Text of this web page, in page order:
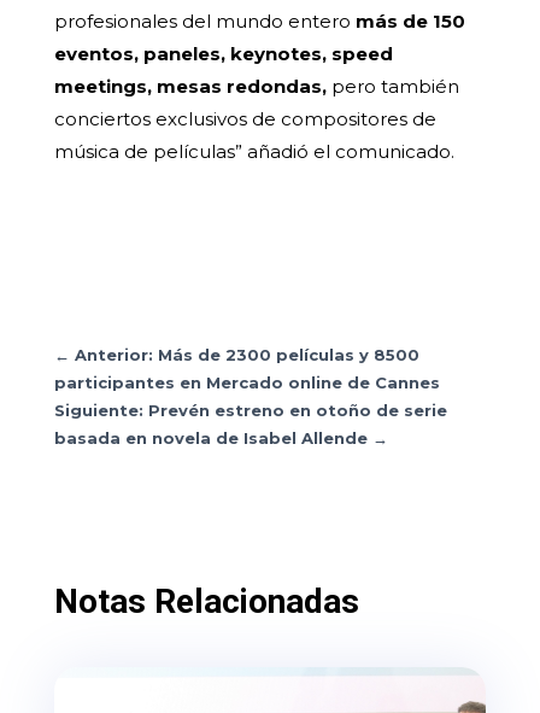
profesionales del mundo entero más de 150
eventos, paneles, keynotes, speed
meetings, mesas redondas,pero también
conciertos exclusivos de compositores de
música de películas” añadió el comunicado.
← Anterior: Más de 2300 películas y 8500
participantes en Mercado online de Cannes
Siguiente: Prevén estreno en otoño de serie
basada en novela de Isabel Allende→
Notas Relacionadas